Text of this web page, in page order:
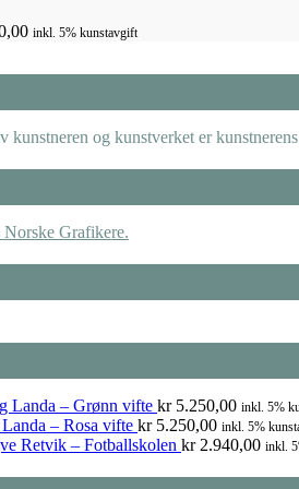
inkl. 5% kunstavgift
og kunstverket er
Grafikere.
Landa – Grønn vifte kr5.250,00 inkl. 5%
– Rosa vifte kr5.250,00 inkl. 5%
Retvik – Fotballskolen kr2.940,00 inkl.